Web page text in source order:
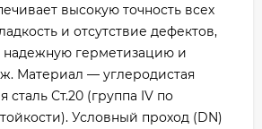
высокую точность всех
и отсутствие дефектов,
надежную герметизацию и
Материал — углеродистая
сталь Ст.20 (группа IV по
Условный проход (DN)